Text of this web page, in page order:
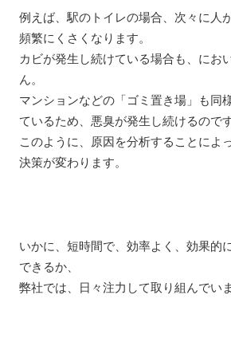
例えば、駅のトイレの場合、次々に人
頻繁にくさくなります。
カビが発生し続けている場合も、にお
ん。
マンションなどの「ゴミ置き場」も同
ているため、悪臭が発生し続けるのです
このように、原因を分析することによ
決策が変わります。
いかに、短時間で、効率よく、効果的
できるか、
弊社では、日々注力して取り組んでいま